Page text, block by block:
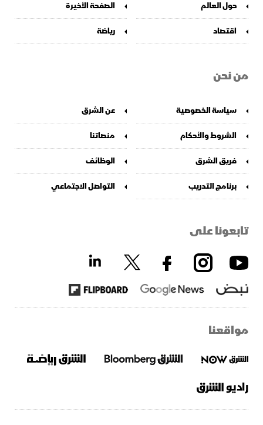
حول العالم
الصفحة الأخيرة
اقتصاد
رياضة
من نحن
سياسة الخصوصية
عن الشرق
الشروط والأحكام
منصاتنا
فريق الشرق
الوظائف
برنامج التدريب
التواصل الاجتماعي
تابعونا على
مواقعنا